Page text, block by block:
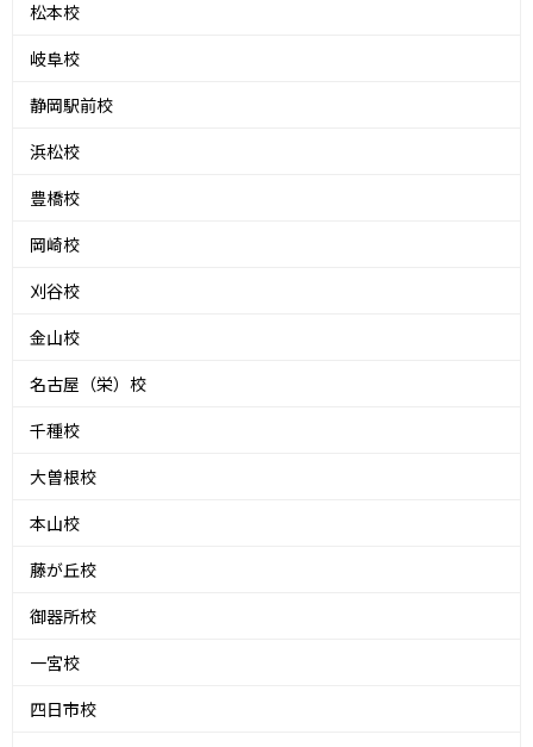
松本校
岐阜校
静岡駅前校
浜松校
豊橋校
岡崎校
刈谷校
金山校
名古屋（栄）校
千種校
大曽根校
本山校
藤が丘校
御器所校
一宮校
四日市校